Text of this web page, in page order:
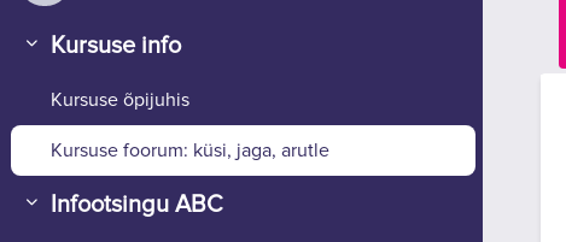
Kursuse info
Kursuse õpijuhis
Kursuse foorum: küsi, jaga, arutle
Infootsingu ABC